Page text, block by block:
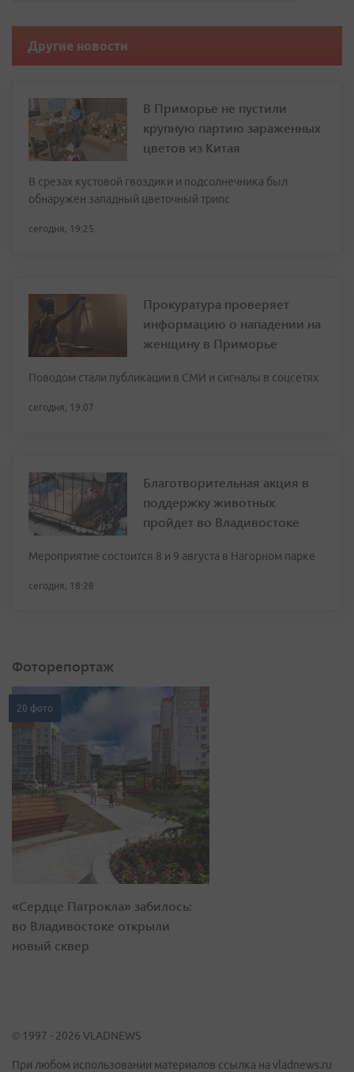
Другие новости
В Приморье не пустили
крупную партию зараженных
цветов из Китая
В срезах кустовой гвоздики и подсолнечника был
обнаружен западный цветочный трипс
сегодня, 19:25
Прокуратура проверяет
информацию о нападении на
женщину в Приморье
Поводом стали публикации в СМИ и сигналы в соцсетях
сегодня, 19:07
Благотворительная акция в
поддержку животных
пройдет во Владивостоке
Мероприятие состоится 8 и 9 августа в Нагорном парке
сегодня, 18:28
Фоторепортаж
20 фото
«Сердце Патрокла» забилось:
во Владивостоке открыли
новый сквер
© 1997 - 2026 VLADNEWS
При любом использовании материалов ссылка на vladnews.ru